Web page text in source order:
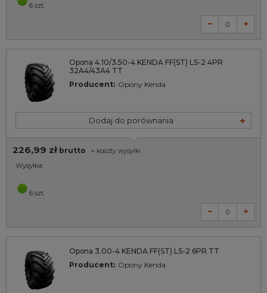
6 szt.
Opona 4.10/3.50-4 KENDA FF(ST) LS-2 4PR
32A4/43A4 TT
Producent: Opony Kenda
Dodaj do porównania
226,99 zł brutto + koszty wysyłki
Wysyłka:
6 szt.
Opona 3.00-4 KENDA FF(ST) LS-2 6PR TT
Producent: Opony Kenda